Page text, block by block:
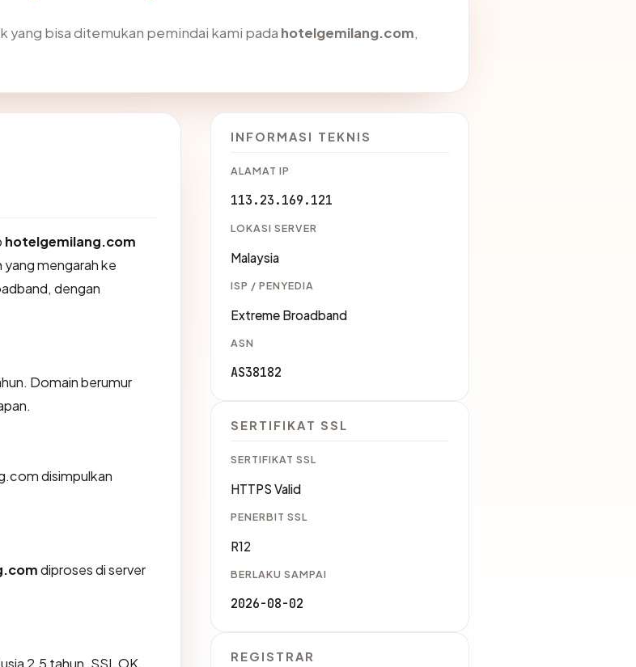
yang bisa ditemukan pemindai kami pada hotelgemilang.com,
hotelgemilang.com
mengarah ke
dengan
Domain berumur
disimpulkan
diproses di server
2.5 tahun, SSL OK,
INFORMASI TEKNIS
ALAMAT IP
113.23.169.121
LOKASI SERVER
Malaysia
ISP / PENYEDIA
Extreme Broadband
ASN
AS38182
SERTIFIKAT SSL
SERTIFIKAT SSL
HTTPS Valid
PENERBIT SSL
R12
BERLAKU SAMPAI
2026-08-02
REGISTRAR